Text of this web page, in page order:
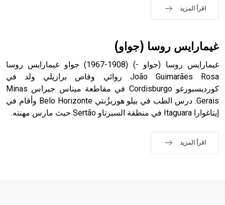
اقرأ المزيد
غيمارايس روسا (جواو)
غيمارايس روسا (جواو -) (1908-1967) جواو غيمارايس روسا
João Guimarães Rosa روائي وقاص برازيلي ولد في
كورديسبورغو Cordisburgo في مقاطعة ميناس جيراس Minas
Gerais. درس الطب في بيلو هوريزُنتي Belo Horizonte وأقام في
إيتاغوارا Itaguara في منطقة السيرتاو Sertão حيث مارس مهنته.
اقرأ المزيد